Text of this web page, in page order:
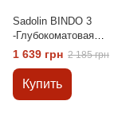
Sadolin BINDO 3
-Глубокоматовая
краска для потолков и
стен 2,5 л
1 639 грн 2 185 грн
Купить